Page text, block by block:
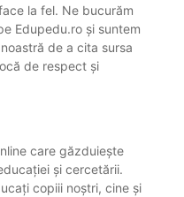
la fel. Ne bucurăm
Edupedu.ro și suntem
de a cita sursa
de respect și
care găzduiește
și cercetării.
copiii noștri, cine și